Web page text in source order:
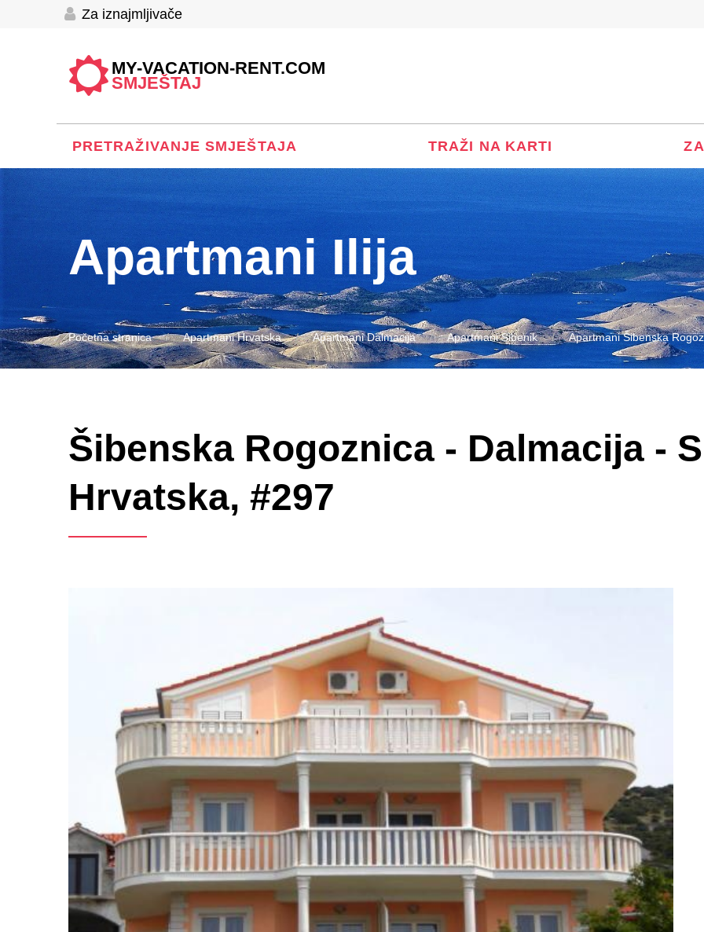
Za iznajmljivače
MY-VACATION-RENT.COM
SMJEŠTAJ
PRETRAŽIVANJE SMJEŠTAJA TRAŽI NA KARTI
Apartmani Ilija
Početna stranica Apartmani Hrvatska Apartmani Dalmacija Apartmani Sibenik Apartmani Šibenska
Šibenska Rogoznica - Dalmacija -
Hrvatska, #297